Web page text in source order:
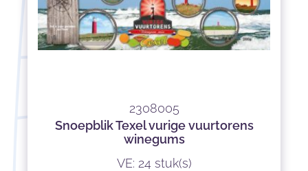
2308005
Snoepblik Texel vurige vuurtorens
winegums
VE: 24 stuk(s)